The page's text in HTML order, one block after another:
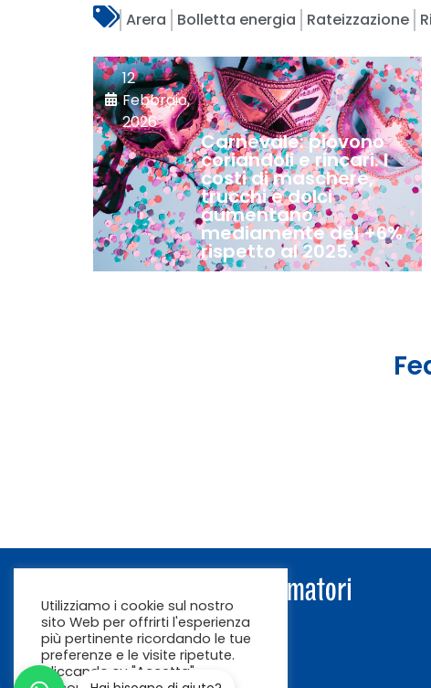
Arera Bolletta energia Rateizzazione
12
Febbraio,
2026
Carnevale: piovono
coriandoli e rincari. I
costi di maschere,
trucchi e dolci
aumentano
mediamente del +6%
rispetto al 2025.
Utilizziamo i cookie sul nostro
sito Web per offrirti l'esperienza
più pertinente ricordando le tue
preferenze e le visite ripetute.
Cliccando su "Accetta"